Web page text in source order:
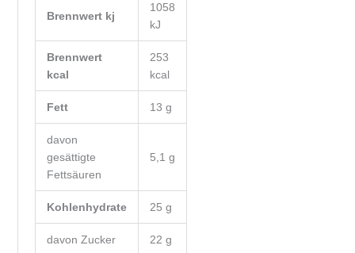
Brennwert kj
1058
kJ
Brennwert
kcal
253
kcal
Fett 13 g
davon
gesättigte
Fettsäuren
5,1 g
Kohlenhydrate 25 g
davon Zucker 22 g